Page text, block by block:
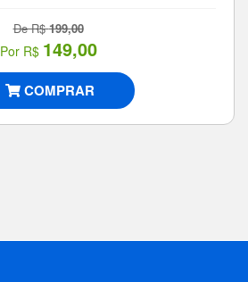
De R$199,00
Por R$ 149,00
COMPRAR